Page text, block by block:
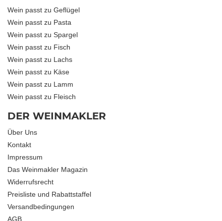
Wein passt zu Geflügel
Wein passt zu Pasta
Wein passt zu Spargel
Wein passt zu Fisch
Wein passt zu Lachs
Wein passt zu Käse
Wein passt zu Lamm
Wein passt zu Fleisch
DER WEINMAKLER
Über Uns
Kontakt
Impressum
Das Weinmakler Magazin
Widerrufsrecht
Preisliste und Rabattstaffel
Versandbedingungen
AGB